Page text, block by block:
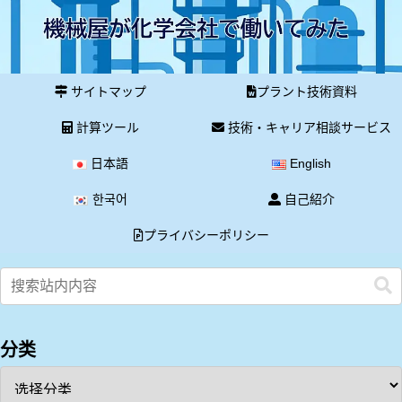
サイトマップ プラント技術資料
計算ツール 技術・キャリア相談サービス
日本語 English
한국어 自己紹介
プライバシーポリシー
分类